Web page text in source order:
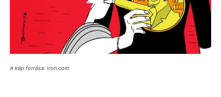
A kép forrása: iron.com